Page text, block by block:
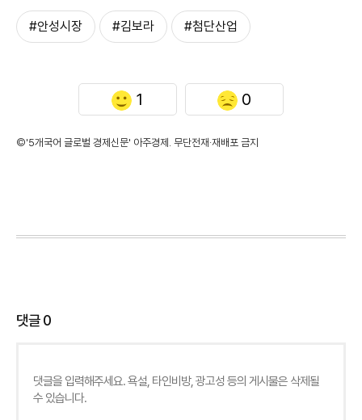
#안성시장 #김보라 #첨단산업
1 0
©'5개국어 글로벌 경제신문' 아주경제. 무단전재·재배포 금지
댓글0